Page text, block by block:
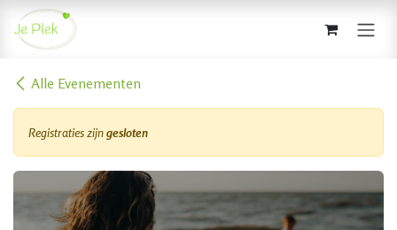
Overslaan naar inhoud
Alle Evenementen
Registraties zijngesloten